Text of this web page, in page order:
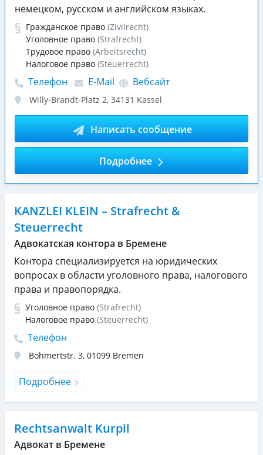
немецком, русском и английском языках.
Гражданское право (Zivilrecht)
Уголовное право (Strafrecht)
Трудовое право (Arbeitsrecht)
Налоговое право (Steuerrecht)
Телефон E-Mail Вебсайт
Willy-Brandt-Platz 2, 34131 Kassel
Написать сообщение
Подробнее
KANZLEI KLEIN – Strafrecht &
Steuerrecht
Адвокатская контора в Бремене
Контора специализируется на юридических
вопросах в области уголовного права, налогового
права и правопорядка.
Уголовное право (Strafrecht)
Налоговое право (Steuerrecht)
Телефон
Böhmertstr. 3, 01099 Bremen
Подробнее
Rechtsanwalt Kurpil
Адвокат в Бремене